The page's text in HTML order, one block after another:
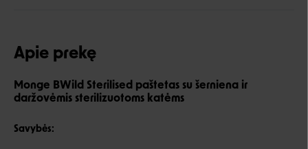
Apie prekę
Monge BWild Sterilised paštetas su šerniena ir
daržovėmis sterilizuotoms katėms
Savybės: